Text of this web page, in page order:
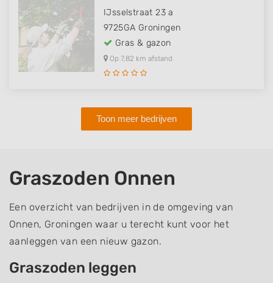
IJsselstraat 23 a
9725GA Groningen
Gras & gazon
Op 7,82 km afstand
Toon meer bedrijven
Graszoden Onnen
Een overzicht van bedrijven in de omgeving van
Onnen, Groningen waar u terecht kunt voor het
aanleggen van een nieuw gazon.
Graszoden leggen